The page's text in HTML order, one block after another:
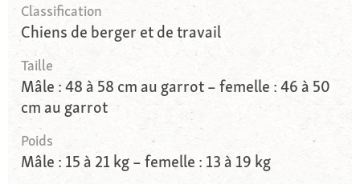
Classification
Chiens de berger et de travail
Taille
Mâle : 48 à 58 cm au garrot – femelle : 46 à 50
cm au garrot
Poids
Mâle : 15 à 21 kg – femelle : 13 à 19 kg